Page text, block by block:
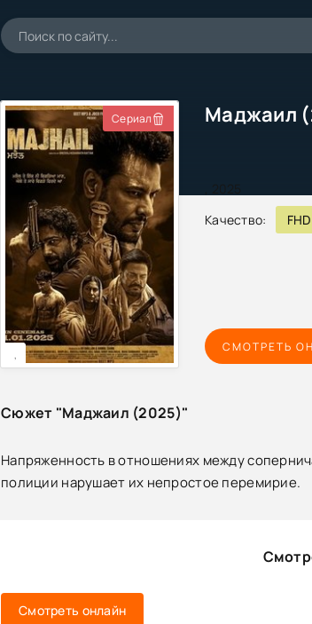
Маджаил
2025
Качество:
Сериал
,
СМОТРЕТЬ
Сюжет "Маджаил (2025)"
Напряженность в отношениях между
полиции нарушает их непростое перемирие.
Смотреть онлайн